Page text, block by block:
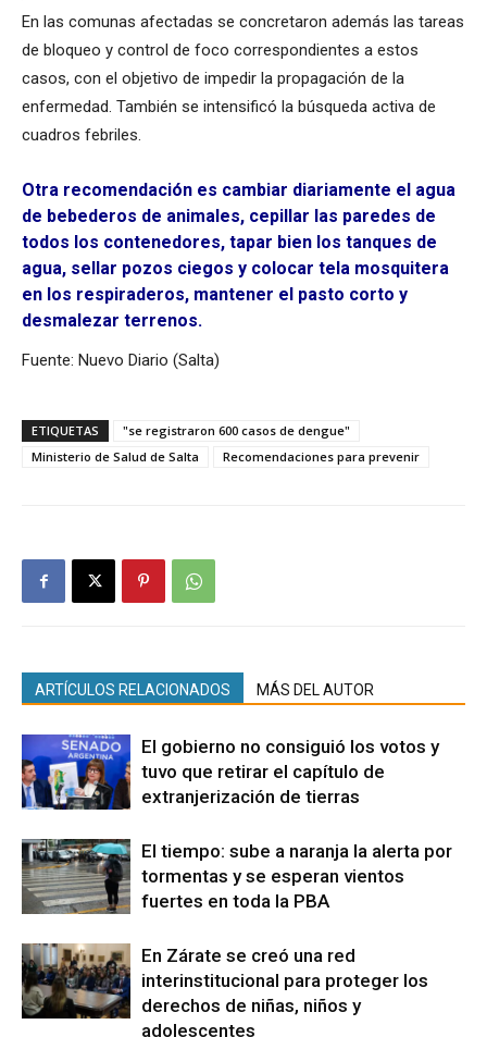
En las comunas afectadas se concretaron además las tareas
de bloqueo y control de foco correspondientes a estos
casos, con el objetivo de impedir la propagación de la
enfermedad. También se intensificó la búsqueda activa de
cuadros febriles.
Otra recomendación es cambiar diariamente el agua
de bebederos de animales, cepillar las paredes de
todos los contenedores, tapar bien los tanques de
agua, sellar pozos ciegos y colocar tela mosquitera
en los respiraderos, mantener el pasto corto y
desmalezar terrenos.
Fuente: Nuevo Diario (Salta)
ETIQUETAS
"se registraron 600 casos de dengue"
Ministerio de Salud de Salta
Recomendaciones para prevenir
ARTÍCULOS RELACIONADOS MÁS DEL AUTOR
El gobierno no consiguió los votos y
tuvo que retirar el capítulo de
extranjerización de tierras
El tiempo: sube a naranja la alerta por
tormentas y se esperan vientos
fuertes en toda la PBA
En Zárate se creó una red
interinstitucional para proteger los
derechos de niñas, niños y
adolescentes